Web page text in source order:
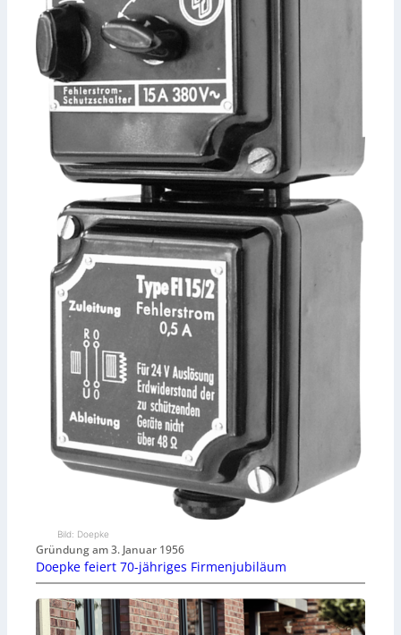
Bild: Doepke
Gründung am 3. Januar 1956
Doepke feiert 70-jähriges Firmenjubiläum